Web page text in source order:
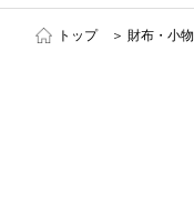
トップ ＞ 財布・小物